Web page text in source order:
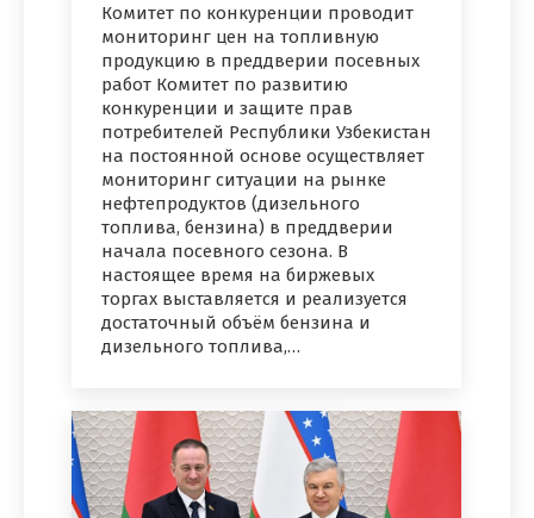
Комитет по конкуренции проводит
мониторинг цен на топливную
продукцию в преддверии посевных
работ Комитет по развитию
конкуренции и защите прав
потребителей Республики Узбекистан
на постоянной основе осуществляет
мониторинг ситуации на рынке
нефтепродуктов (дизельного
топлива, бензина) в преддверии
начала посевного сезона. В
настоящее время на биржевых
торгах выставляется и реализуется
достаточный объём бензина и
дизельного топлива,…